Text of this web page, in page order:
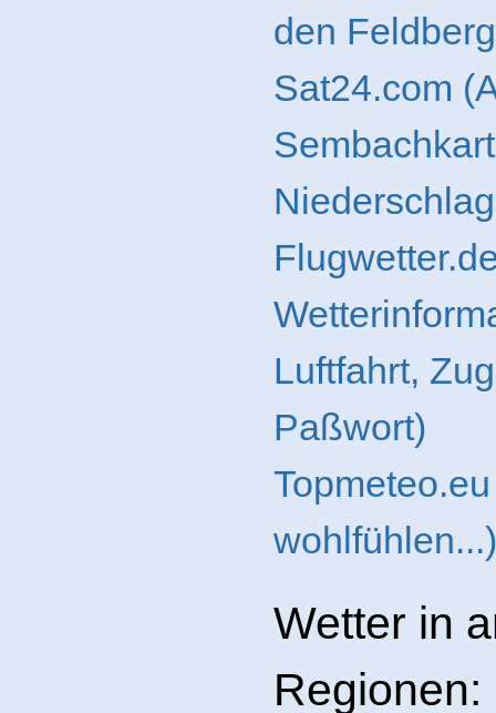
den
Sat24.com
Luftfahrt,
Paßwort)
wohlfühlen...)
Wetter in
Regionen: